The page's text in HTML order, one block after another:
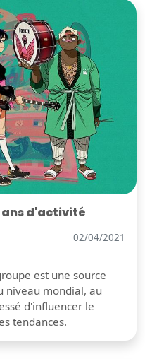
ans d'activité
02/04/2021
est une source
niveau mondial, au
d'influencer le
tendances.